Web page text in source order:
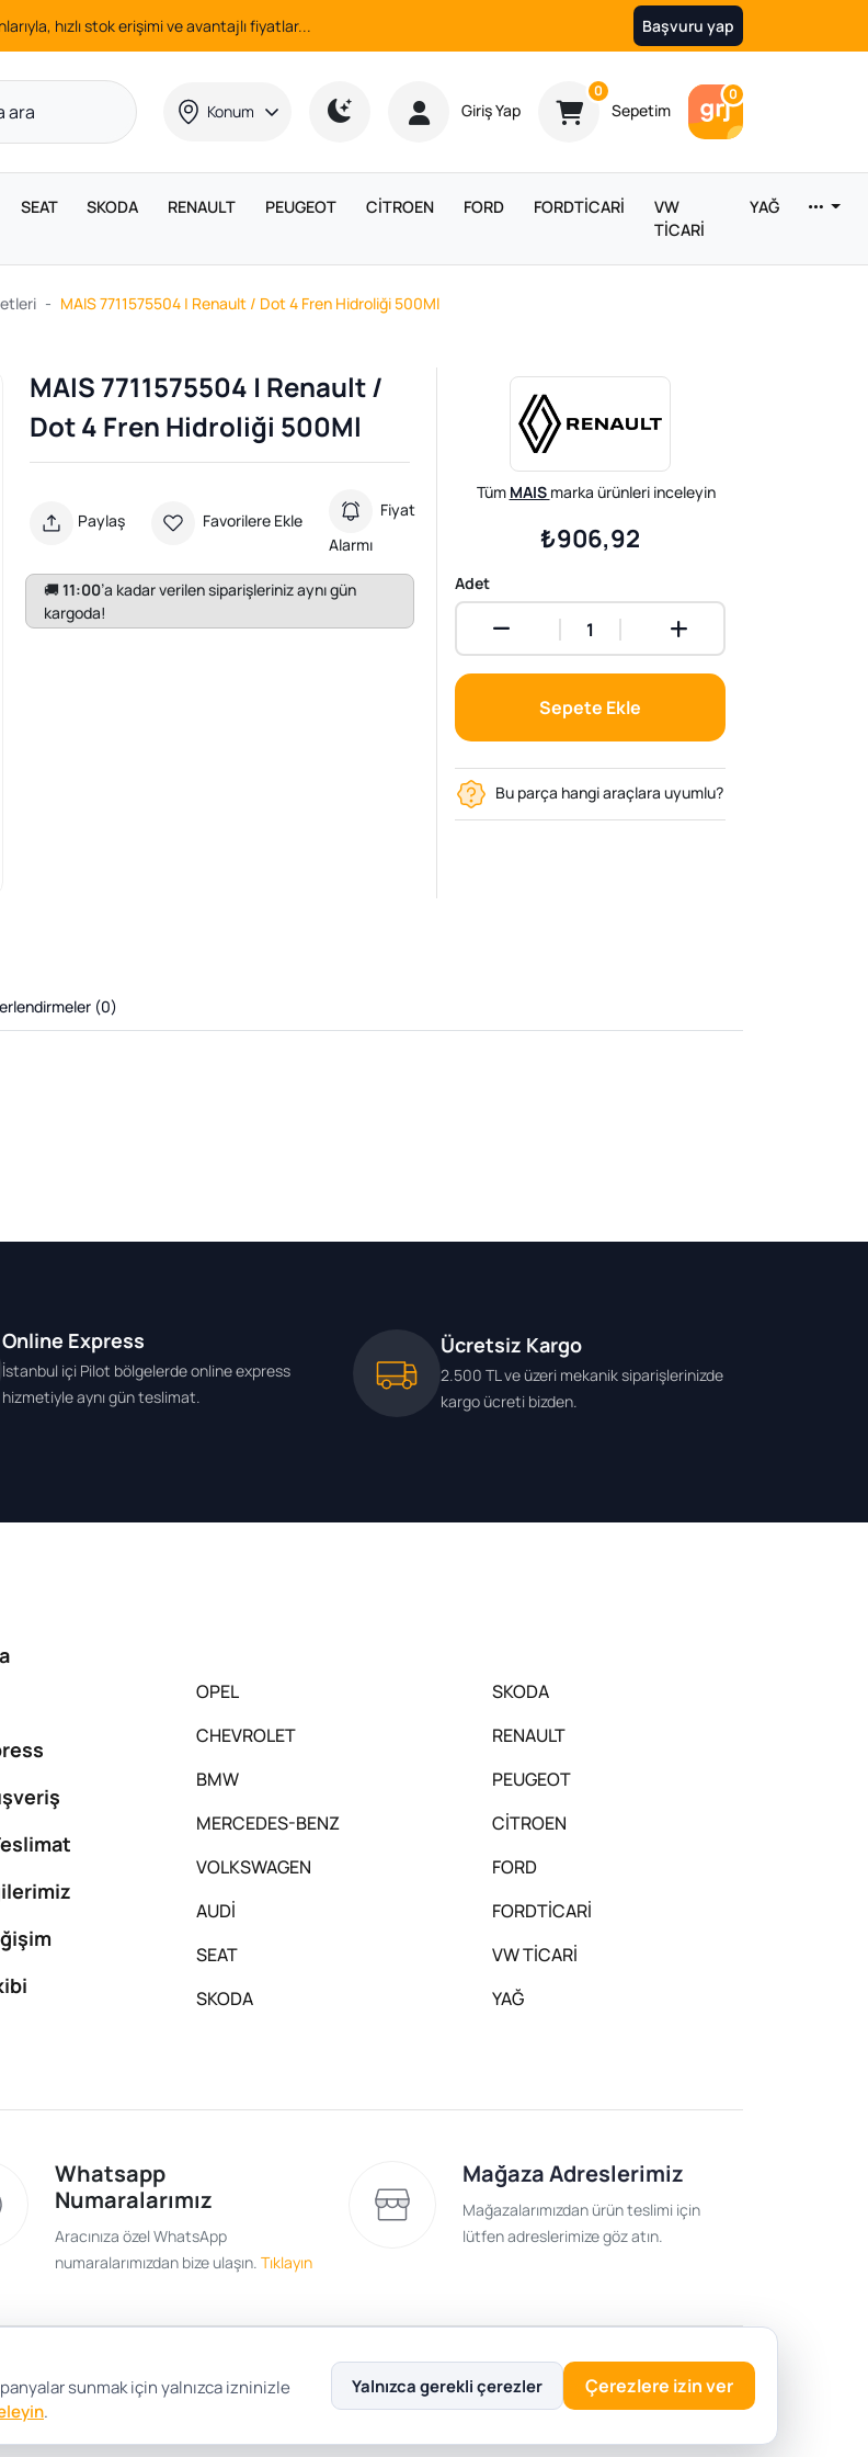
hızlı stok erişimi ve avantajlı fiyatlar... Başvuru yap
Konum Giriş Yap
0Ürün sayısı
Sepetim
0Araç sayısı
SEAT SKODA RENAULT PEUGEOT CİTROEN FORD FORDTİCARİ
VW
TİCARİ
YAĞ
MAIS 7711575504 | Renault / Dot 4 Fren Hidroliği 500Ml
MAIS 7711575504 | Renault /
Dot 4 Fren Hidroliği 500Ml
Paylaş Favorilere Ekle
Fiyat
Alarmı
🚚11:00’a kadar verilen siparişleriniz aynı gün
kargoda!
Tüm MAIS marka ürünleri inceleyin
₺906,92
Adet
Sepete Ekle
Bu parça hangi araçlara uyumlu?
(0)
Online Express
İstanbul içi Pilot bölgelerde online express
hizmetiyle aynı gün teslimat.
Ücretsiz Kargo
2.500 TL ve üzeri mekanik siparişlerinizde
kargo ücreti bizden.
OPEL
CHEVROLET
BMW
MERCEDES-BENZ
VOLKSWAGEN
AUDİ
SEAT
SKODA
SKODA
RENAULT
PEUGEOT
CİTROEN
FORD
FORDTİCARİ
VW TİCARİ
YAĞ
Whatsapp
Numaralarımız
Aracınıza özel WhatsApp
numaralarımızdan bize ulaşın. Tıklayın
Mağaza Adreslerimiz
Mağazalarımızdan ürün teslimi için
lütfen adreslerimize göz atın.
Sözleşmesi Gizlilik ve Güvenlik
Gizlilik Politikası
sunmak için yalnızca izninizle
.
Yalnızca gerekli çerezler Çerezlere izin ver